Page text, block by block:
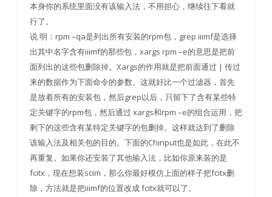
本身你的系统里面没有该输入法，不用担心，继续往下看就
行了。
说 明：rpm –qa是列出所有安装的rpm包，grep iiimf是选择
出其中名字含有iiimf的那些包，xargs rpm –e的意思是把前
面列出的这些包删除掉。Xargs的作用就是把前面通过 | 传过
来的数据作为下面命令的参数。这就好比一个过滤器，首先
是放着所有的安装包，然后grep以后，只留下了含有某些特
定关键字的rpm包，然后通过 xargs和rpm –e的组合运用，把
剩下的这些含有某特定关键字的包删掉。这样就达到了删除
该输入法及相关包的目的。下面的Chinput也是如此，在此不
再重复。如果你还安装了其他输入法，比如你原来装的是
fcitx，现在想装scim，那么你最好模仿上面的样子把fcitx删
除，方法就是把iiimf的位置改成 fcitx就可以了。